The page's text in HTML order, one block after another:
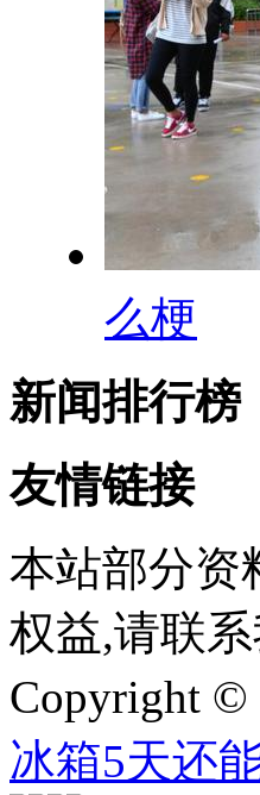
么梗
新闻排行榜
友情链接
本站部分资
权益,请联
Copyright ©
冰箱5天还